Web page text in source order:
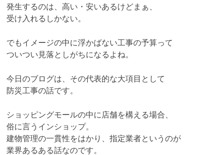
発生するのは、高い・安いあるけどまぁ、
受け入れるしかない。
でもイメージの中に浮かばない工事の予算って
ついつい見落としがちになるよね。
今日のブログは、その代表的な大項目として
防災工事の話です。
ショッピングモールの中に店舗を構える場合、
俗に言うインショップ。
建物管理の一貫性をはかり、指定業者というのが
業界あるある話なのです。